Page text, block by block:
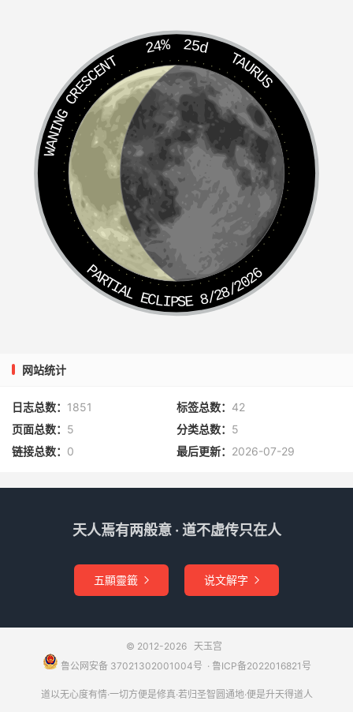
24% 25d
TAURUS
WANING CRESCENT
PARTIAL ECLIPSE 8/28/2026
网站统计
日志总数： 1851 标签总数： 42
页面总数： 5 分类总数： 5
链接总数： 0 最后更新： 2026-07-29
天人焉有两般意 · 道不虚传只在人
五顯靈籤  说文解字 
© 2012-2026 天玉宫
鲁公网安备 37021302001004号 ​​​ · 鲁ICP备2022016821号
道以无心度有情·一切方便是修真·若归圣智圆通地·便是升天得道人